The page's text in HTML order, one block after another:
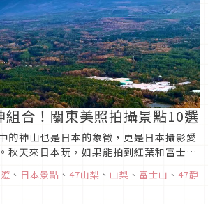
組合！關東美照拍攝景點10選
的神山也是日本的象徵，更是日本攝影愛
秋天來日本玩，如果能拍到紅葉和富士山
合拍攝景點，依景點到達難易度分成
喜愛攝影的旅人請務必收藏起來！
、 日本景點 、 47山梨 、 山梨 、 富士山 、 47靜